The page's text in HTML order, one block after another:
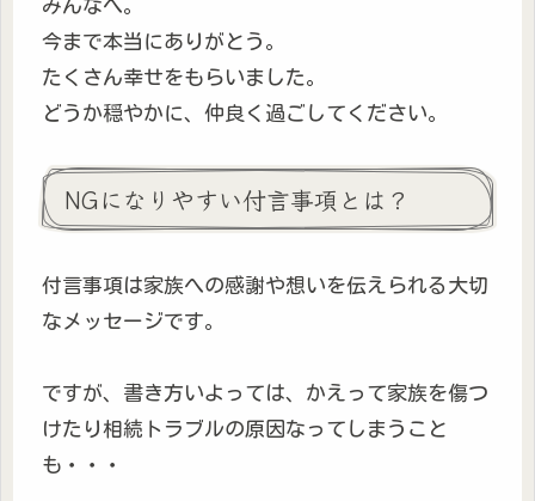
みんなへ。
今まで本当にありがとう。
たくさん幸せをもらいました。
どうか穏やかに、仲良く過ごしてください。
NGになりやすい付言事項とは？
付言事項は家族への感謝や想いを伝えられる大切
なメッセージです。
ですが、書き方いよっては、かえって家族を傷つ
けたり相続トラブルの原因なってしまうこと
も・・・